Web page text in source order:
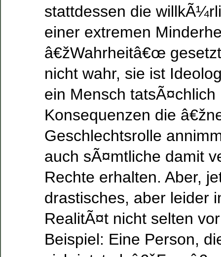
stattdessen die
einer extremen
â€žWahrheitâ€œ
nicht wahr, sie ist
ein Mensch
Konsequenzen die
Geschlechtsrolle
auch sÃ¤mtliche damit
Rechte erhalten. Aber,
drastisches, aber leider
RealitÃ¤t nicht selten
Beispiel: Eine Person,